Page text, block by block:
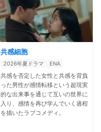
共感細胞
2026年夏ドラマ ENA
共感を否定した女性と共感を背負
った男性が感情転移という超現実
的な出来事を通じて互いの世界に
入り、感情を再び学んでいく過程
を描いたラブコメディ。